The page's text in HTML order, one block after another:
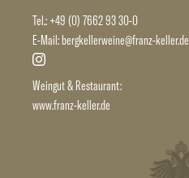
Tel.: +49 (0) 7662 93 30-0
E-Mail:bergkellerweine@franz-keller.de
Weingut & Restaurant:
www.franz-keller.de